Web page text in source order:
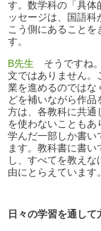
す。数学科の「具体
ッセージは、国語
こう側にあることを
す。
B先生 そうですね
文ではありません。
業を進めるのではな
どを補いながら作
方は、各教科に共通
を使わないことも
学んだ一部しか書い
ます。教科書に書
し、すべてを教え
由にとらえています。
日々の学習を通し